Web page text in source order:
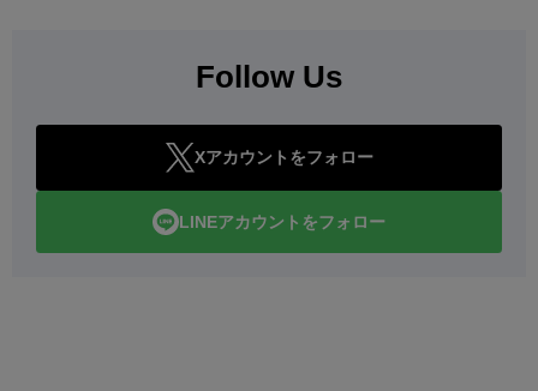
Follow Us
Xアカウントをフォロー
LINEアカウントをフォロー